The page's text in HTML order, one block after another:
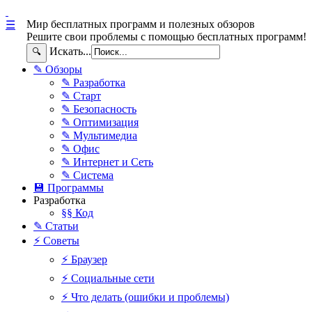
Мир бесплатных программ и полезных обзоров
Решите свои проблемы с помощью бесплатных программ!
🔍 Искать...
☰
✎ Обзоры
✎ Разработка
✎ Старт
✎ Безопасность
✎ Оптимизация
✎ Мультимедиа
✎ Офис
✎ Интернет и Сеть
✎ Система
💾 Программы
Разработка
§§ Код
✎ Статьи
⚡ Советы
⚡ Браузер
⚡ Социальные сети
⚡ Что делать (ошибки и проблемы)